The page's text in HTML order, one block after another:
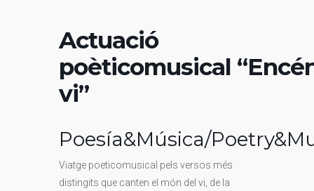
Actuació
poèticomusical
vi”
Poesía&Música/
Viatge poeticomusical pels versos més
distingits que canten el món del vi, de la